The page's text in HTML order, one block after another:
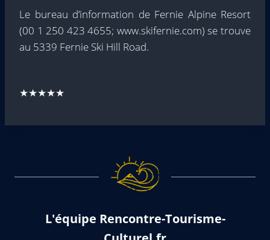
Le bureau d’information de Fernie Alpine Resort
(00 1 250 423 4655; www.skifernie.com) se trouve
au 5339 Fernie Ski Hill Road.
★★★★★
L'équipe Rencontre-Tourisme-